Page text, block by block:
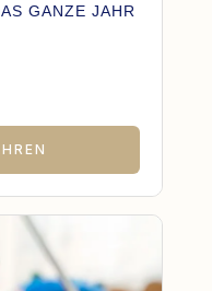
GANZE JAHR